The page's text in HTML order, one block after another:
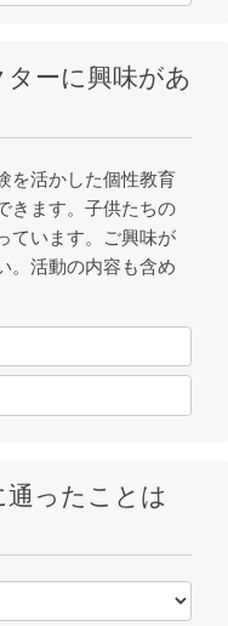
ーに興味があ
を活かした個性教育
きます。子供たちの
ています。ご興味が
。活動の内容も含め
ったことは